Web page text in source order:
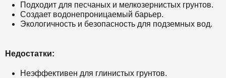
Подходит для песчаных и мелкозернистых грунтов.
Создает водонепроницаемый барьер.
Экологичность и безопасность для подземных вод.
Недостатки:
Неэффективен для глинистых грунтов.